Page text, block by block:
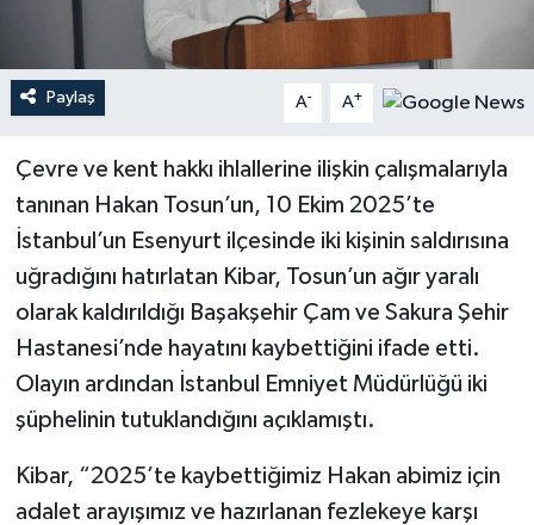
Paylaş A- A+
Çevre ve kent hakkı ihlallerine ilişkin çalışmalarıyla
tanınan Hakan Tosun’un, 10 Ekim 2025’te
İstanbul’un Esenyurt ilçesinde iki kişinin saldırısına
uğradığını hatırlatan Kibar, Tosun’un ağır yaralı
olarak kaldırıldığı Başakşehir Çam ve Sakura Şehir
Hastanesi’nde hayatını kaybettiğini ifade etti.
Olayın ardından İstanbul Emniyet Müdürlüğü iki
şüphelinin tutuklandığını açıklamıştı.
Kibar, “2025’te kaybettiğimiz Hakan abimiz için
adalet arayışımız ve hazırlanan fezlekeye karşı